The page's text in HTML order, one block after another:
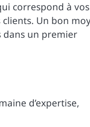
correspond à vos
Un bon
dans un premier
d’expertise,